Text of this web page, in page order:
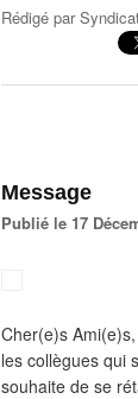
Rédigé par
Message
Publié le 17
Cher(e)s
les collègues qui
souhaite de se